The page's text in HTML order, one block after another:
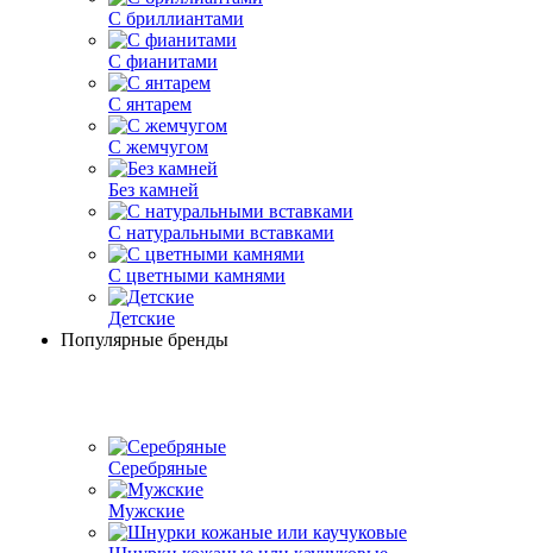
С бриллиантами
С фианитами
С янтарем
С жемчугом
Без камней
С натуральными вставками
С цветными камнями
Детские
Популярные бренды
Серебряные
Мужские